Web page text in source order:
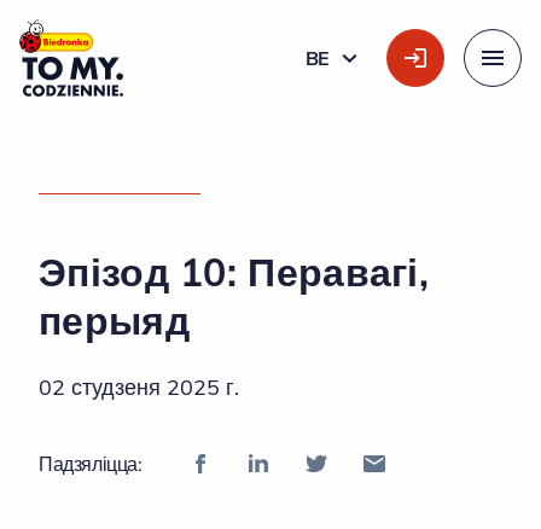
Галоўны лагатып
BE
БЕЛАРУСКАЯ
Эпізод 10: Перавагі,
перыяд
02 студзеня 2025 г.
Падзяліцца: